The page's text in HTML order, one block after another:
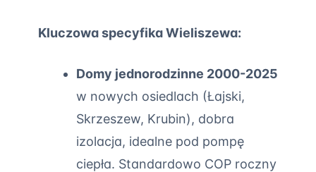
Kluczowa specyfika Wieliszewa:
Domy jednorodzinne 2000-2025
w nowych osiedlach (Łajski,
Skrzeszew, Krubin), dobra
izolacja, idealne pod pompę
ciepła. Standardowo COP roczny